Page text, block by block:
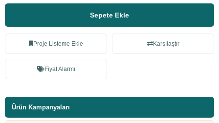
Sepete Ekle
Proje Listeme Ekle Karşılaştır
Fiyat Alarmı
Ürün Kampanyaları